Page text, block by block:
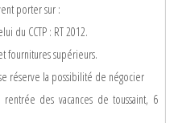
porter sur :
du CCTP : RT 2012.
fournitures supérieurs.
réserve la possibilité de négocier
des vacances de toussaint, 6